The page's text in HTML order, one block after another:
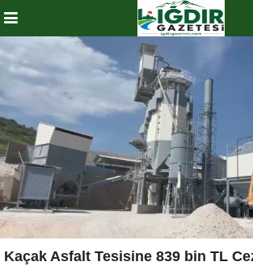
Kaçak Asfalt Tesisine 839 bin TL